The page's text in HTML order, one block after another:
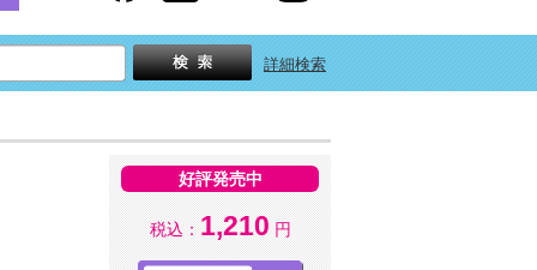
詳細検索
好評発売中
税込： 1,210 円